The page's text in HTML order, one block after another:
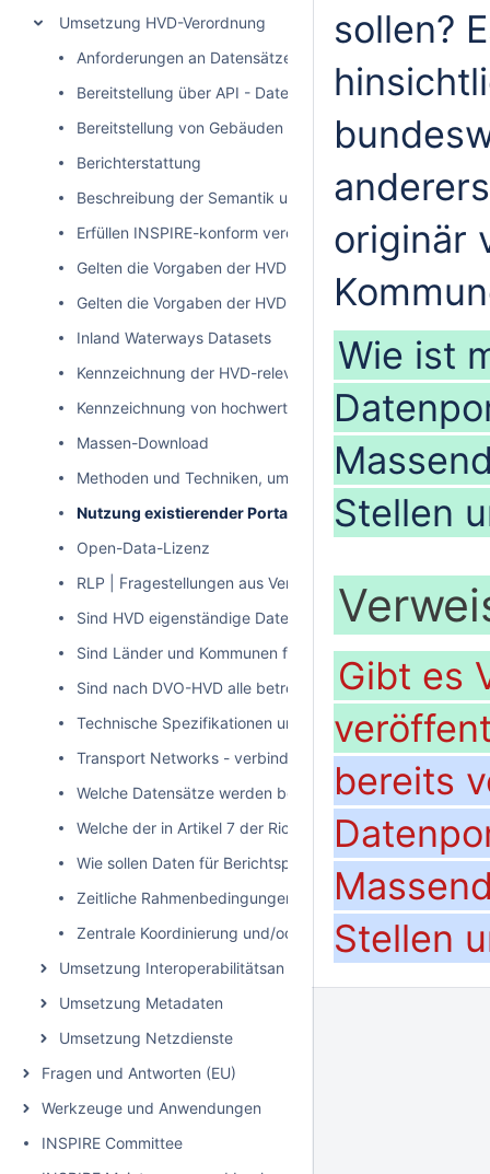
Umsetzung HVD-Verordnung
Anforderungen an Datensätze (Format, Abdeckung,
Bereitstellung über API - Datenaufbereitung und
Bereitstellung von Gebäuden und Flurstücken in der
Berichterstattung
Beschreibung der Semantik und Struktur der Datensätze
Erfüllen INSPIRE-konform veröffentlichte Daten die
Gelten die Vorgaben der HVD-VO auch für "as-is"
Gelten die Vorgaben der HVD-VO auch für
Inland Waterways Datasets
Kennzeichnung der HVD-relevanten Daten in Metadaten
Kennzeichnung von hochwertigen Datensätzen
Massen-Download
Methoden und Techniken, um die Veröffentlichung
Nutzung existierender Portale
Open-Data-Lizenz
RLP | Fragestellungen aus Verantwortungsbereich der
Sind HVD eigenständige Datensätze mit eigener
Sind Länder und Kommunen für alle thematischen
Sind nach DVO-HVD alle betroffenen Datensätze
Technische Spezifikationen und/oder Standards für APIs
Transport Networks - verbindlichere Vorgaben zur
Welche Datensätze werden bei „Umweltbereich |
Welche der in Artikel 7 der Richtlinie 2003/4/EG
Wie sollen Daten für Berichtspflichten durch die Länder
Zeitliche Rahmenbedingungen seitens des Bundes
Zentrale Koordinierung und/oder zentrale technische
Umsetzung Interoperabilitätsanforderungen
Umsetzung Metadaten
Umsetzung Netzdienste
Fragen und Antworten (EU)
Werkzeuge und Anwendungen
INSPIRE Committee
sollen?
originär
Wie ist
Stellen
Gibt es
bereits
Stellen